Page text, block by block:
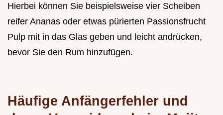
Hierbei können Sie beispielsweise vier Scheiben
reifer Ananas oder etwas pürierten Passionsfrucht
Pulp mit in das Glas geben und leicht andrücken,
bevor Sie den Rum hinzufügen.
Häufige Anfängerfehler und